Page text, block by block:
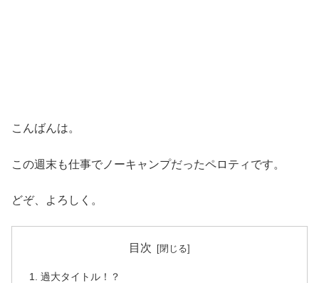
こんばんは。
この週末も仕事でノーキャンプだったペロティです。
どぞ、よろしく。
目次
過大タイトル！？